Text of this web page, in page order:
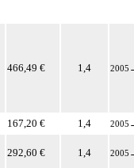
466,49 € 1,4 2005
167,20 € 1,4 2005
292,60 € 1,4 2005